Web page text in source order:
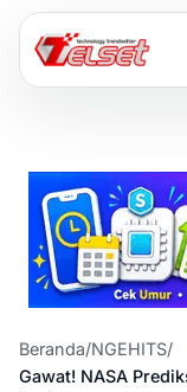
Beranda/NGEHITS/
Gawat! NASA